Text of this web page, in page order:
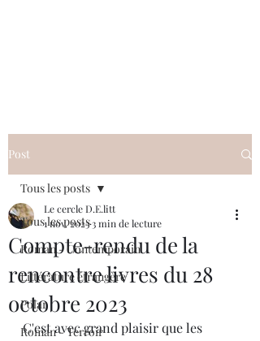
Post
Tous les posts
Roman - Contemporain
Littérature étrangère
Polar
Roman - Terroir
Tous les posts
Compte-rendu de la
rencontre livres du 28
octobre 2023
Le cercle D.E.litt
1 nov. 20233 min de lecture
C'est avec grand plaisir que les